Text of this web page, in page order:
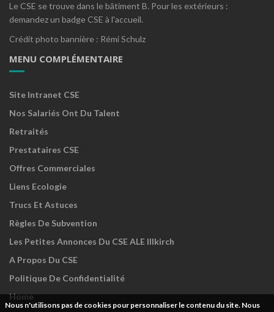
Le CSE se trouve dans le bâtiment B. Pour les extérieurs :
demandez un badge CSE à l'accueil.
Crédit photo bannière : Rémi Schulz
MENU COMPLÉMENTAIRE
Site Intranet CSE
Nos Salariés Ont Du Talent
Retraités
Prestataires CSE
Offres Commerciales
Liens Ecologie
Trucs Et Astuces
Règles De Subvention
Les Petites Annonces Du CSE ALE Illkirch
A Propos Du CSE
Politique De Confidentialité
Home
Nous n'utilisons pas de cookies pour personnaliser le contenu du site. Nous